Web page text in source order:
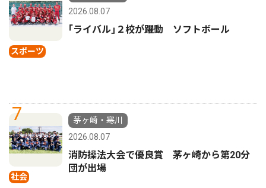
スポーツ
2026.08.07
｢ライバル｣２校が躍動 ソフトボール
7
社会
茅ヶ崎・寒川
2026.08.07
消防操法大会で優良賞 茅ヶ崎から第20分
団が出場